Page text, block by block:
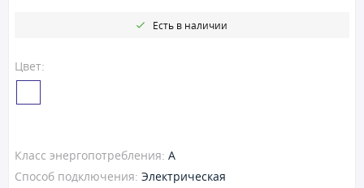
Цвет:
Есть в наличии
Класс энергопотребления: A
Способ подключения: Электрическая